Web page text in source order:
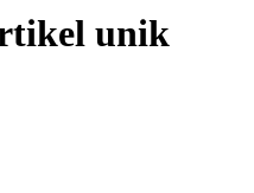
unik